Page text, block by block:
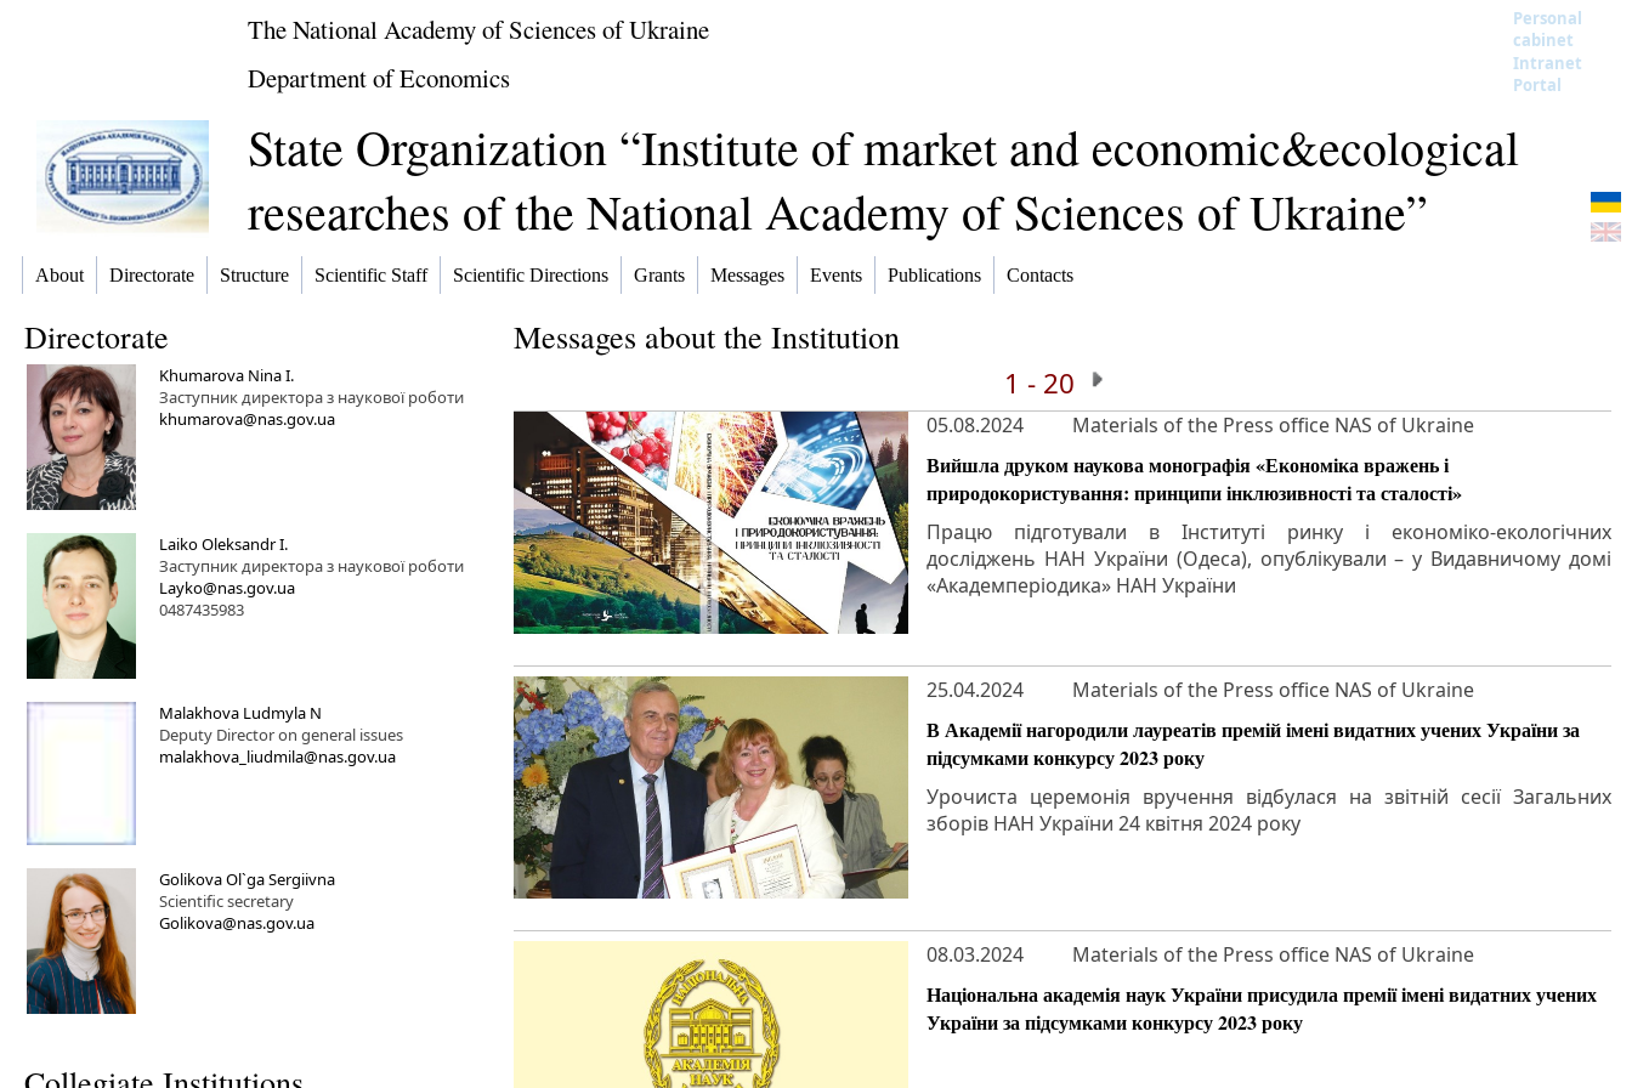
The National Academy of Sciences of Ukraine
Personal
cabinet
Intranet
Portal
Department of Economics
State Organization “Institute of market and economic&ecological
researches of the National Academy of Sciences of Ukraine”
About Directorate Structure Scientific Staff Scientific Directions Grants Messages Events Publications Contacts
Directorate
Khumarova Nina I.
Заступник директора з наукової роботи
khumarova@nas.gov.ua
Laiko Oleksandr I.
Заступник директора з наукової роботи
Layko@nas.gov.ua
0487435983
Malakhova Ludmyla N
Deputy Director on general issues
malakhova_liudmila@nas.gov.ua
Golikova Ol`ga Sergiivna
Scientific secretary
Golikova@nas.gov.ua
Messages about the Institution
1 - 20
05.08.2024 Materials of the Press office NAS of Ukraine
Вийшла друком наукова монографія «Економіка вражень і
природокористування: принципи інклюзивності та сталості»
Працю підготували в Інституті ринку і економіко-екологічних
досліджень НАН України (Одеса), опублікували – у Видавничому домі
«Академперіодика» НАН України
25.04.2024 Materials of the Press office NAS of Ukraine
В Академії нагородили лауреатів премій імені видатних учених України за
підсумками конкурсу 2023 року
Урочиста церемонія вручення відбулася на звітній сесії Загальних
зборів НАН України 24 квітня 2024 року
08.03.2024 Materials of the Press office NAS of Ukraine
Національна академія наук України присудила премії імені видатних учених
України за підсумками конкурсу 2023 року